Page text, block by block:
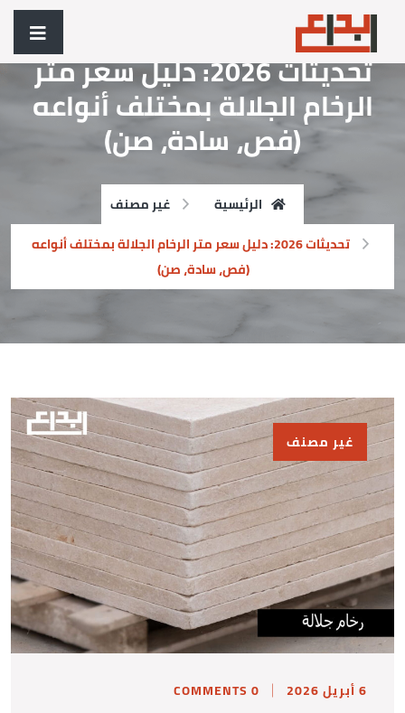
تحديثات 2026: دليل سعر متر
الرخام الجلالة بمختلف أنواعه
(فص، سادة، صن)
الرئيسية
غير مصنف
تحديثات 2026: دليل سعر متر الرخام الجلالة بمختلف أنواعه
(فص، سادة، صن)
غير مصنف
6 أبريل 2026 0 COMMENTS